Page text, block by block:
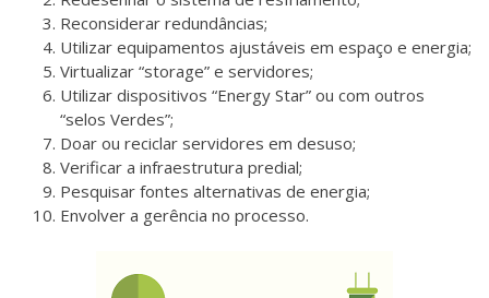
Reconsiderar redundâncias;
Utilizar equipamentos ajustáveis em espaço e energia;
Virtualizar “storage” e servidores;
Utilizar dispositivos “Energy Star” ou com outros
“selos Verdes”;
Doar ou reciclar servidores em desuso;
Verificar a infraestrutura predial;
Pesquisar fontes alternativas de energia;
Envolver a gerência no processo.